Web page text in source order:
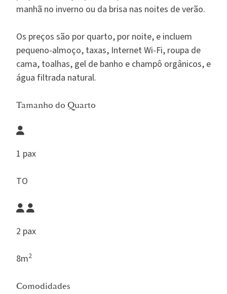
manhã no inverno ou da brisa nas noites de verão.
Os preços são por quarto, por noite, e incluem
pequeno-almoço, taxas, Internet Wi-Fi, roupa de
cama, toalhas, gel de banho e champô orgânicos, e
água filtrada natural.
Tamanho do Quarto
1 pax
TO
2 pax
8m2
Comodidades